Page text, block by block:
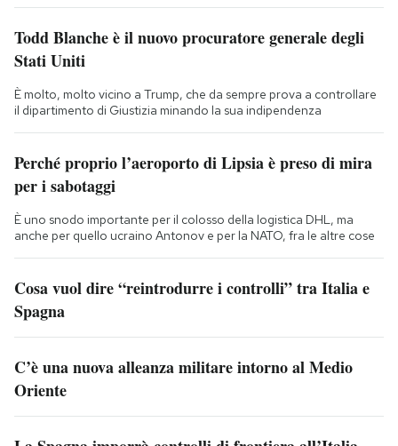
Todd Blanche è il nuovo procuratore generale degli
Stati Uniti
È molto, molto vicino a Trump, che da sempre prova a controllare
il dipartimento di Giustizia minando la sua indipendenza
Perché proprio l’aeroporto di Lipsia è preso di mira
per i sabotaggi
È uno snodo importante per il colosso della logistica DHL, ma
anche per quello ucraino Antonov e per la NATO, fra le altre cose
Cosa vuol dire “reintrodurre i controlli” tra Italia e
Spagna
C’è una nuova alleanza militare intorno al Medio
Oriente